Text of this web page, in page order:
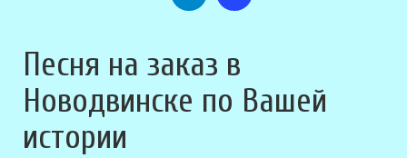
Песня на заказ в
Новодвинске по Вашей
истории